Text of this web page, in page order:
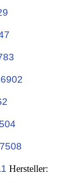
Hersteller: